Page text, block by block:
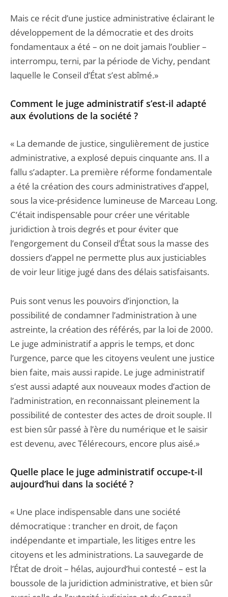
Mais ce récit d’une justice administrative éclairant le
développement de la démocratie et des droits
fondamentaux a été – on ne doit jamais l’oublier –
interrompu, terni, par la période de Vichy, pendant
laquelle le Conseil d’État s’est abîmé.»
Comment le juge administratif s’est-il adapté
aux évolutions de la société ?
« La demande de justice, singulièrement de justice
administrative, a explosé depuis cinquante ans. Il a
fallu s’adapter. La première réforme fondamentale
a été la création des cours administratives d’appel,
sous la vice-présidence lumineuse de Marceau Long.
C’était indispensable pour créer une véritable
juridiction à trois degrés et pour éviter que
l’engorgement du Conseil d’État sous la masse des
dossiers d’appel ne permette plus aux justiciables
de voir leur litige jugé dans des délais satisfaisants.
Puis sont venus les pouvoirs d’injonction, la
possibilité de condamner l’administration à une
astreinte, la création des référés, par la loi de 2000.
Le juge administratif a appris le temps, et donc
l’urgence, parce que les citoyens veulent une justice
bien faite, mais aussi rapide. Le juge administratif
s’est aussi adapté aux nouveaux modes d’action de
l’administration, en reconnaissant pleinement la
possibilité de contester des actes de droit souple. Il
est bien sûr passé à l’ère du numérique et le saisir
est devenu, avec Télérecours, encore plus aisé.»
Quelle place le juge administratif occupe-t-il
aujourd’hui dans la société ?
« Une place indispensable dans une société
démocratique : trancher en droit, de façon
indépendante et impartiale, les litiges entre les
citoyens et les administrations. La sauvegarde de
l’État de droit – hélas, aujourd’hui contesté – est la
boussole de la juridiction administrative, et bien sûr